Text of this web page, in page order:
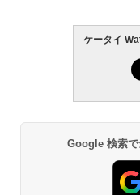
ケータイ
Google 検索で